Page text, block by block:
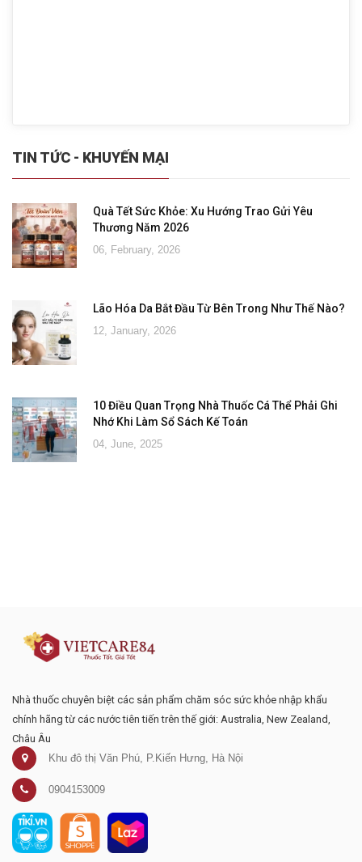
TIN TỨC - KHUYẾN MẠI
Quà Tết Sức Khỏe: Xu Hướng Trao Gửi Yêu
Thương Năm 2026
06, February, 2026
Lão Hóa Da Bắt Đầu Từ Bên Trong Như Thế Nào?
12, January, 2026
10 Điều Quan Trọng Nhà Thuốc Cá Thể Phải Ghi
Nhớ Khi Làm Sổ Sách Kế Toán
04, June, 2025
Nhà thuốc chuyên biệt các sản phẩm chăm sóc sức khỏe nhập khẩu
chính hãng từ các nước tiên tiến trên thế giới: Australia, New Zealand,
Châu Âu
Khu đô thị Văn Phú, P.Kiến Hưng, Hà Nội
0904153009